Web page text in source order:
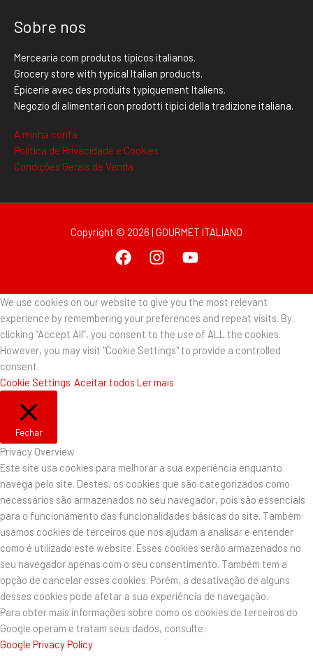
Sobre nos
Mercearia com produtos típicos italianos.
Grocery store with typical Italian products.
Épicerie avec des produits typiquement Italiens.
Negozio di alimentari con prodotti tipici della tradizione italiana.
A minha conta
Politica de Privacidade e Cookies
Condições Gerais de Venda
Copyright © 2026 | GOURMET ITALIANO
We use cookies on our website to give you the most relevant
experience by remembering your preferences and repeat visits. By
clicking “Accept All”, you consent to the use of ALL the cookies.
However, you may visit "Cookie Settings" to provide a controlled
consent.
Cookie Settings Aceitar todos Ler mais
Fechar
Privacy Overview
Este site usa cookies para melhorar a sua experiência enquanto
navega pelo site. Destes, os cookies que são categorizados como
necessários são armazenados no seu navegador, pois são essenciais
para o funcionamento das funcionalidades básicas do site. Também
usamos cookies de terceiros que nos ajudam a analisar e entender
como é utilizado este website. Esses cookies serão armazenados no
seu navegador apenas com o seu consentimento. Também tem a
opção de cancelar esses cookies. Porém, a desativação de alguns
desses cookies pode afetar a sua experiência de navegação.
Para obter mais informações sobre como os cookies de terceiros do
Google operam e tratam seus dados, consulte:
Google Privacy Policy